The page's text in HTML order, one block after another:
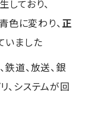
ており、
に変わり、 正
いました
道、放送、銀
、システムが回